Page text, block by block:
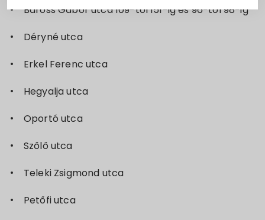
Választási szervek
2024. évi általános
Baross Gábor utca 109-től 151-ig és 96-tól 98-ig
Déryné utca
Erkel Ferenc utca
Hegyalja utca
Oportó utca
Szőlő utca
Teleki Zsigmond utca
Petőfi utca